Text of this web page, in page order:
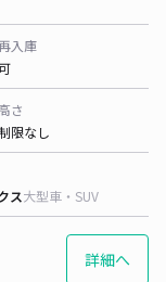
入庫
高さ
限なし
ス大型車・SUV
詳細へ